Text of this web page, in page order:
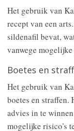
Het gebruik van
recept van een
sildenafil bevat,
vanwege
Boetes en
Het gebruik van
boetes en
advies in te
mogelijke risico's